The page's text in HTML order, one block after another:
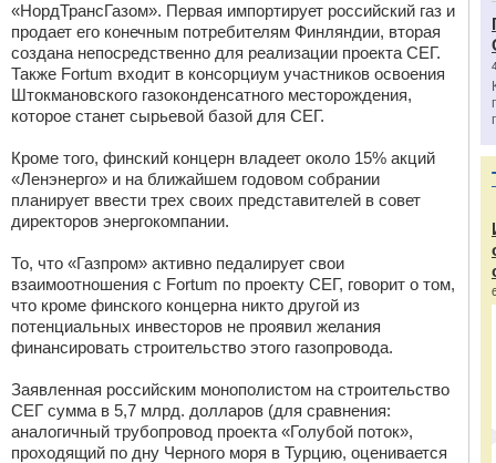
«НордТрансГазом». Первая импортирует российский газ и
продает его конечным потребителям Финляндии, вторая
создана непосредственно для реализации проекта СЕГ.
Также Fortum входит в консорциум участников освоения
Штокмановского газоконденсатного месторождения,
которое станет сырьевой базой для СЕГ.
Кроме того, финский концерн владеет около 15% акций
«Ленэнерго» и на ближайшем годовом собрании
планирует ввести трех своих представителей в совет
директоров энергокомпании.
То, что «Газпром» активно педалирует свои
взаимоотношения с Fortum по проекту СЕГ, говорит о том,
что кроме финского концерна никто другой из
потенциальных инвесторов не проявил желания
финансировать строительство этого газопровода.
Заявленная российским монополистом на строительство
СЕГ сумма в 5,7 млрд. долларов (для сравнения:
аналогичный трубопровод проекта «Голубой поток»,
проходящий по дну Черного моря в Турцию, оценивается